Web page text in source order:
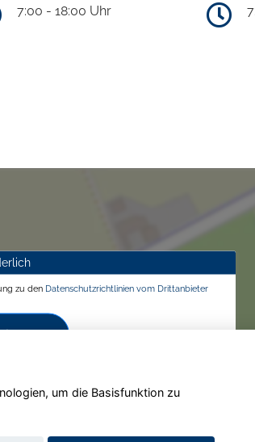
7:00 - 18:00 Uhr
zu den Datenschutzrichtlinien vom Drittanbieter
um die Basisfunktion zu